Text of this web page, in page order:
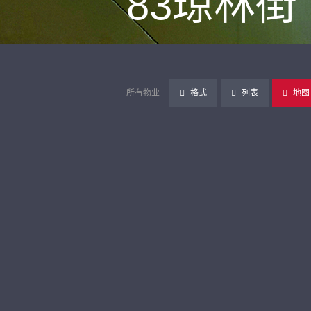
所有物业 格式 列表 地图